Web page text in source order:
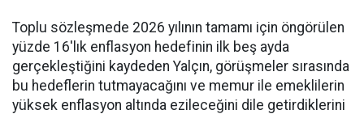
Toplu sözleşmede 2026 yılının tamamı için öngörülen
yüzde 16'lık enflasyon hedefinin ilk beş ayda
gerçekleştiğini kaydeden Yalçın, görüşmeler sırasında
bu hedeflerin tutmayacağını ve memur ile emeklilerin
yüksek enflasyon altında ezileceğini dile getirdiklerini